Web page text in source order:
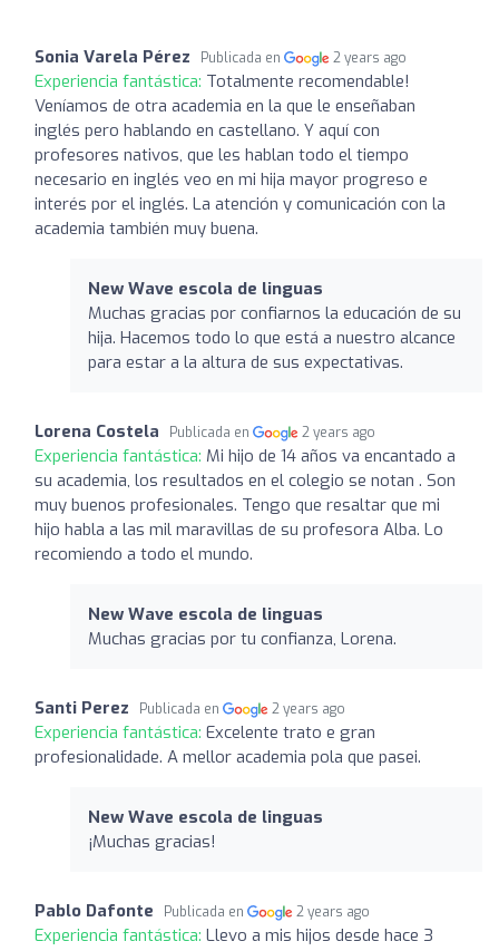
Sonia Varela Pérez Publicada en 2 years ago
Experiencia fantástica: Totalmente recomendable!
Veníamos de otra academia en la que le enseñaban
inglés pero hablando en castellano. Y aquí con
profesores nativos, que les hablan todo el tiempo
necesario en inglés veo en mi hija mayor progreso e
interés por el inglés. La atención y comunicación con la
academia también muy buena.
New Wave escola de linguas
Muchas gracias por confiarnos la educación de su
hija. Hacemos todo lo que está a nuestro alcance
para estar a la altura de sus expectativas.
Lorena Costela Publicada en 2 years ago
Experiencia fantástica: Mi hijo de 14 años va encantado a
su academia, los resultados en el colegio se notan . Son
muy buenos profesionales. Tengo que resaltar que mi
hijo habla a las mil maravillas de su profesora Alba. Lo
recomiendo a todo el mundo.
New Wave escola de linguas
Muchas gracias por tu confianza, Lorena.
Santi Perez Publicada en 2 years ago
Experiencia fantástica: Excelente trato e gran
profesionalidade. A mellor academia pola que pasei.
New Wave escola de linguas
¡Muchas gracias!
Pablo Dafonte Publicada en 2 years ago
Experiencia fantástica: Llevo a mis hijos desde hace 3